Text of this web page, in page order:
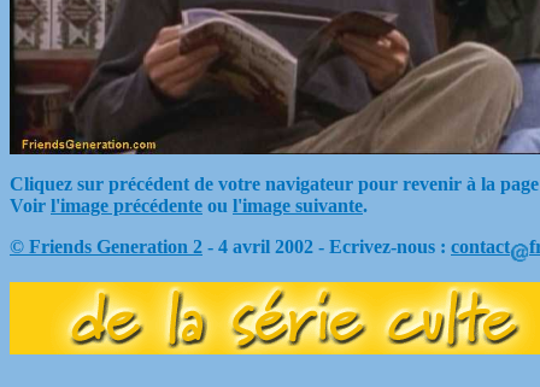
Cliquez sur précédent de votre navigateur pour revenir à la
Voir l'image précédente ou l'image suivante.
© Friends Generation 2 - 4 avril 2002 - Ecrivez-nous : contact